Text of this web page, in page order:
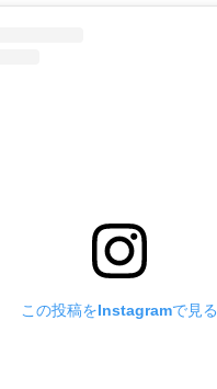
この投稿をInstagramで見る